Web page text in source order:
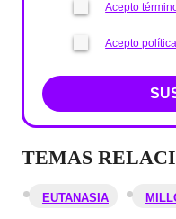
Acepto
Acepto
TEMAS
EUTANASIA